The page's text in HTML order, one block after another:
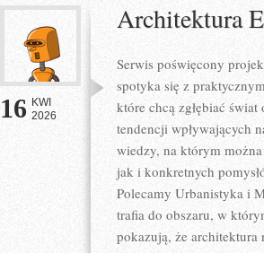
16 KWI
2026
Architektura
Serwis poświęcony
spotyka się z
które chcą zgłębiać
tendencji wpływających
wiedzy, na którym
jak i konkretnych
Polecamy Urbanistyka i
trafia do obszaru, w
pokazują, że architektura